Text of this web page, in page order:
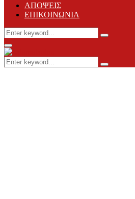
ΑΠΟΨΕΙΣ
ΕΠΙΚΟΙΝΩΝΙΑ
Search
for:
Search
Primary
Menu
Search
for:
Search